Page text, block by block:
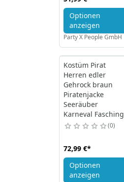
Optionen
anzeigen
Party X People GmbH
Kostüm Pirat
Herren edler
Gehrock braun
Piratenjacke
Seeräuber
Karneval Fasching
0
72,99 €*
Optionen
anzeigen